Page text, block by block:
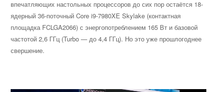
впечатляющих настольных процессоров до сих пор остаётся 18-
ядерный 36-поточный Core i9-7980XE Skylake (контактная
площадка FCLGA2066) с энергопотреблением 165 Вт и базовой
частотой 2,6 ГГц (Turbo — до 4,4 ГГц). Но это уже прошлогоднее
свершение.